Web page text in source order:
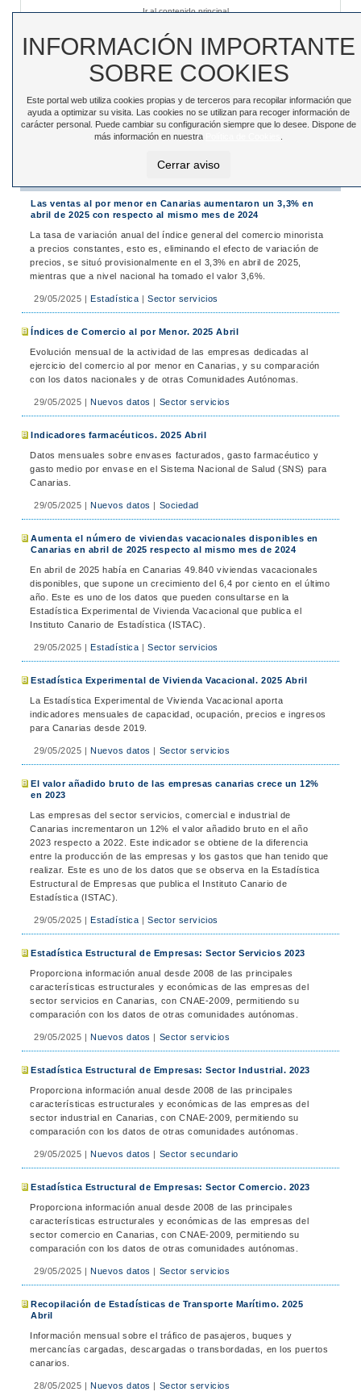
Ir al contenido principal
Toggle
navigation
Las ventas al por menor en Canarias aumentaron un 3,3% en
abril de 2025 con respecto al mismo mes de 2024
La tasa de variación anual del índice general del comercio minorista
a precios constantes, esto es, eliminando el efecto de variación de
precios, se situó provisionalmente en el 3,3% en abril de 2025,
mientras que a nivel nacional ha tomado el valor 3,6%.
29/05/2025 |Estadística | Sector servicios
Índices de Comercio al por Menor. 2025 Abril
Evolución mensual de la actividad de las empresas dedicadas al
ejercicio del comercio al por menor en Canarias, y su comparación
con los datos nacionales y de otras Comunidades Autónomas.
29/05/2025 |Nuevos datos | Sector servicios
Indicadores farmacéuticos. 2025 Abril
Datos mensuales sobre envases facturados, gasto farmacéutico y
gasto medio por envase en el Sistema Nacional de Salud (SNS) para
Canarias.
29/05/2025 |Nuevos datos | Sociedad
Aumenta el número de viviendas vacacionales disponibles en
Canarias en abril de 2025 respecto al mismo mes de 2024
En abril de 2025 había en Canarias 49.840 viviendas vacacionales
disponibles, que supone un crecimiento del 6,4 por ciento en el último
año. Este es uno de los datos que pueden consultarse en la
Estadística Experimental de Vivienda Vacacional que publica el
Instituto Canario de Estadística (ISTAC).
29/05/2025 |Estadística | Sector servicios
Estadística Experimental de Vivienda Vacacional. 2025 Abril
La Estadística Experimental de Vivienda Vacacional aporta
indicadores mensuales de capacidad, ocupación, precios e ingresos
para Canarias desde 2019.
29/05/2025 |Nuevos datos | Sector servicios
El valor añadido bruto de las empresas canarias crece un 12%
en 2023
Las empresas del sector servicios, comercial e industrial de
Canarias incrementaron un 12% el valor añadido bruto en el año
2023 respecto a 2022. Este indicador se obtiene de la diferencia
entre la producción de las empresas y los gastos que han tenido que
realizar. Este es uno de los datos que se observa en la Estadística
Estructural de Empresas que publica el Instituto Canario de
Estadística (ISTAC).
29/05/2025 |Estadística | Sector servicios
Estadística Estructural de Empresas: Sector Servicios 2023
Proporciona información anual desde 2008 de las principales
características estructurales y económicas de las empresas del
sector servicios en Canarias, con CNAE-2009, permitiendo su
comparación con los datos de otras comunidades autónomas.
29/05/2025 |Nuevos datos | Sector servicios
Estadística Estructural de Empresas: Sector Industrial. 2023
Proporciona información anual desde 2008 de las principales
características estructurales y económicas de las empresas del
sector industrial en Canarias, con CNAE-2009, permitiendo su
comparación con los datos de otras comunidades autónomas.
29/05/2025 |Nuevos datos | Sector secundario
Estadística Estructural de Empresas: Sector Comercio. 2023
Proporciona información anual desde 2008 de las principales
características estructurales y económicas de las empresas del
sector comercio en Canarias, con CNAE-2009, permitiendo su
comparación con los datos de otras comunidades autónomas.
29/05/2025 |Nuevos datos | Sector servicios
Recopilación de Estadísticas de Transporte Marítimo. 2025
Abril
Información mensual sobre el tráfico de pasajeros, buques y
mercancías cargadas, descargadas o transbordadas, en los puertos
canarios.
28/05/2025 |Nuevos datos | Sector servicios
INFORMACIÓN IMPORTANTE
SOBRE COOKIES
Este portal web utiliza cookies propias y de terceros para recopilar información que
ayuda a optimizar su visita. Las cookies no se utilizan para recoger información de
carácter personal. Puede cambiar su configuración siempre que lo desee. Dispone de
más información en nuestra
Cerrar aviso